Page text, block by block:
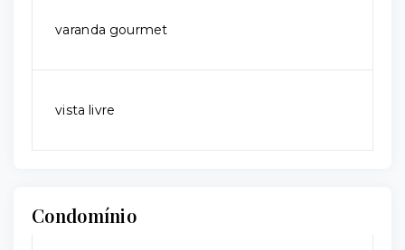
varanda gourmet
vista livre
Condomínio